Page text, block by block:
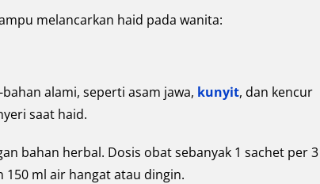
melancarkan haid pada wanita:
alami, seperti asam jawa, kunyit, dan kencur
saat haid.
bahan herbal. Dosis obat sebanyak 1 sachet per 3
ml air hangat atau dingin.